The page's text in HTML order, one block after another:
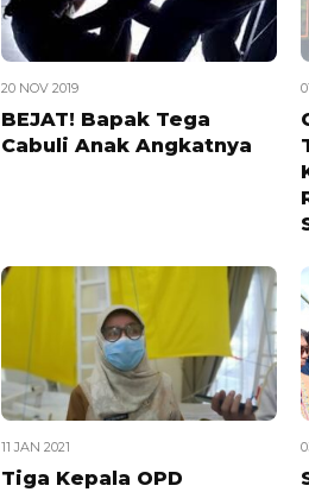
20 NOV 2019
BEJAT! Bapak Tega
Cabuli Anak Angkatnya
11 JAN 2021
Tiga Kepala OPD